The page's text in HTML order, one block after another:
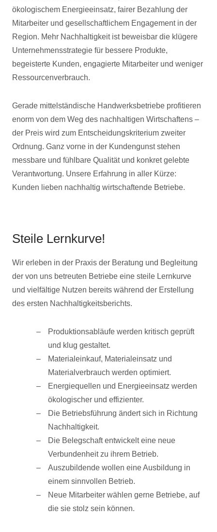
ökologischem Energieeinsatz, fairer Bezahlung der
Mitarbeiter und gesellschaftlichem Engagement in der
Region. Mehr Nachhaltigkeit ist beweisbar die klügere
Unternehmensstrategie für bessere Produkte,
begeisterte Kunden, engagierte Mitarbeiter und weniger
Ressourcenverbrauch.
Gerade mittelständische Handwerksbetriebe profitieren
enorm von dem Weg des nachhaltigen Wirtschaftens –
der Preis wird zum Entscheidungskriterium zweiter
Ordnung. Ganz vorne in der Kundengunst stehen
messbare und fühlbare Qualität und konkret gelebte
Verantwortung. Unsere Erfahrung in aller Kürze:
Kunden lieben nachhaltig wirtschaftende Betriebe.
Steile Lernkurve!
Wir erleben in der Praxis der Beratung und Begleitung
der von uns betreuten Betriebe eine steile Lernkurve
und vielfältige Nutzen bereits während der Erstellung
des ersten Nachhaltigkeitsberichts.
Produktionsabläufe werden kritisch geprüft
und klug gestaltet.
Materialeinkauf, Materialeinsatz und
Materialverbrauch werden optimiert.
Energiequellen und Energieeinsatz werden
ökologischer und effizienter.
Die Betriebsführung ändert sich in Richtung
Nachhaltigkeit.
Die Belegschaft entwickelt eine neue
Verbundenheit zu ihrem Betrieb.
Auszubildende wollen eine Ausbildung in
einem sinnvollen Betrieb.
Neue Mitarbeiter wählen gerne Betriebe, auf
die sie stolz sein können.